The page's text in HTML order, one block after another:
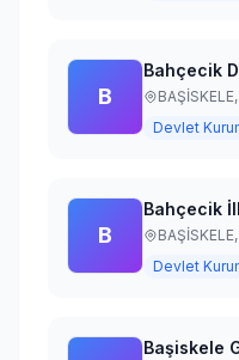
B
Bahçecik
BAŞİSKELE,
Devlet
B
Bahçecik
BAŞİSKELE,
Devlet
Başiskele